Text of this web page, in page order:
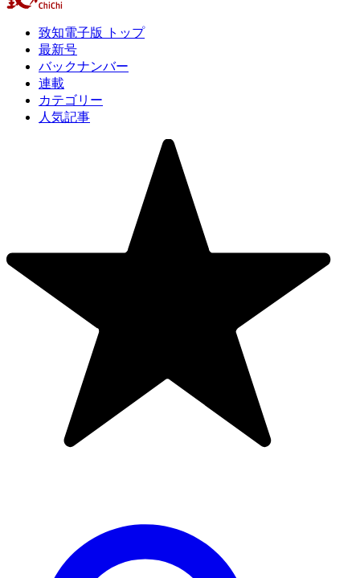
致知電子版 トップ
最新号
バックナンバー
連載
カテゴリー
人気記事